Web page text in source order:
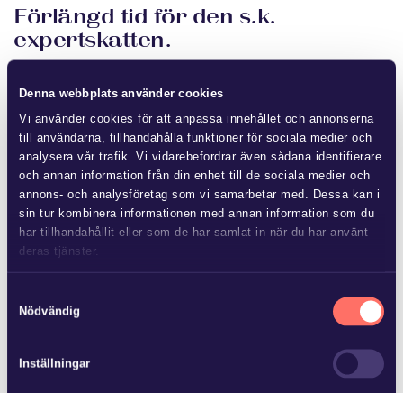
Denna webbplats använder cookies
Vi använder cookies för att anpassa innehållet och annonserna
till användarna, tillhandahålla funktioner för sociala medier och
analysera vår trafik. Vi vidarebefordrar även sådana identifierare
och annan information från din enhet till de sociala medier och
annons- och analysföretag som vi samarbetar med. Dessa kan i
sin tur kombinera informationen med annan information som du
har tillhandahållit eller som de har samlat in när du har använt
deras tjänster.
oss och på vilket sätt vi behandlar personuppgifter.
Nödvändig
Inställningar
Förlängd tid för den s.k.
expertskatten.
nyckelpersoner ges viss skattelättnad. Detta bl.a. för att
stärka Sveriges internationella konkurrenskraft.
Skattelättnaden kan ges under de tre första åren i Sverige.
Längre tidsgränser gäller i många andra länder. Tidsgränsen
föreslås därför utvidgad till fem år för att de svenska reglerna
ska vara konkurrenskraftiga.
Förslagen är tänkta att träda i kraft den 1 januari 2021 och de
ska som sagt ligga till grund för budgetförhandlingar. Det kan
således bli aktuellt med justeringar, exempelvis vad gäller
nivåerna på skattesänkningarna. Det synes dock troligt att
beskattningsår (2021).